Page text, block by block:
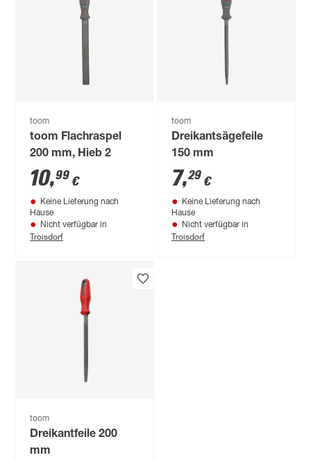
toom
toom Flachraspel
200 mm, Hieb 2
10,99 €
Keine Lieferung nach
Hause
Nicht verfügbar in
Troisdorf
toom
Dreikantsägefeile
150 mm
7,29 €
Keine Lieferung nach
Hause
Nicht verfügbar in
Troisdorf
toom
Dreikantfeile 200
mm